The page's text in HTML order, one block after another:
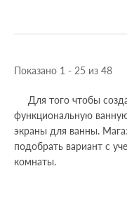
Показано 1 - 25 из 48
Для того чтобы
функциональную
экраны для ванны.
подобрать вариант с
комнаты.